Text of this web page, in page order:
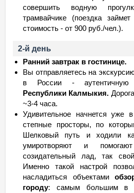
совершить водную
трамвайчике (поездка
стоимость - от 900 руб./чел.).
2-й день
Ранний завтрак в гостинице.
Вы отправляетесь на
в России -
Республики Калмыкия.
~3-4 часа.
Удивительное начнется уже
степные просторы, по
Шелковый путь и ходили
умиротворяют и
созидательный лад, так
Именно такой настрой
насладиться объектами
городу: самым большим в